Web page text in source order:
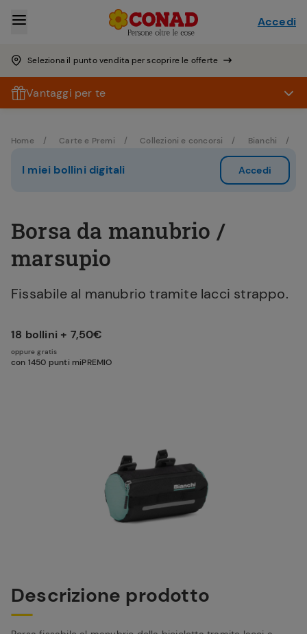
Seleziona il punto vendita per scoprire le offerte
Accedi
Vantaggi per te
Home Carte e Premi Collezioni e concorsi Bianchi
I miei bollini digitali Accedi
Borsa da manubrio /
marsupio
Fissabile al manubrio tramite lacci strappo.
18 bollini + 7,50€
oppure gratis
con 1450 punti miPREMIO
Descrizione prodotto